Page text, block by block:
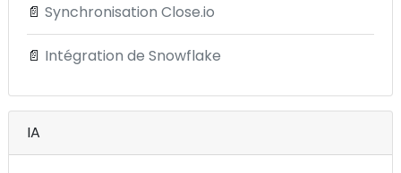
📄 Synchronisation Close.io
📄 Intégration de Snowflake
IA